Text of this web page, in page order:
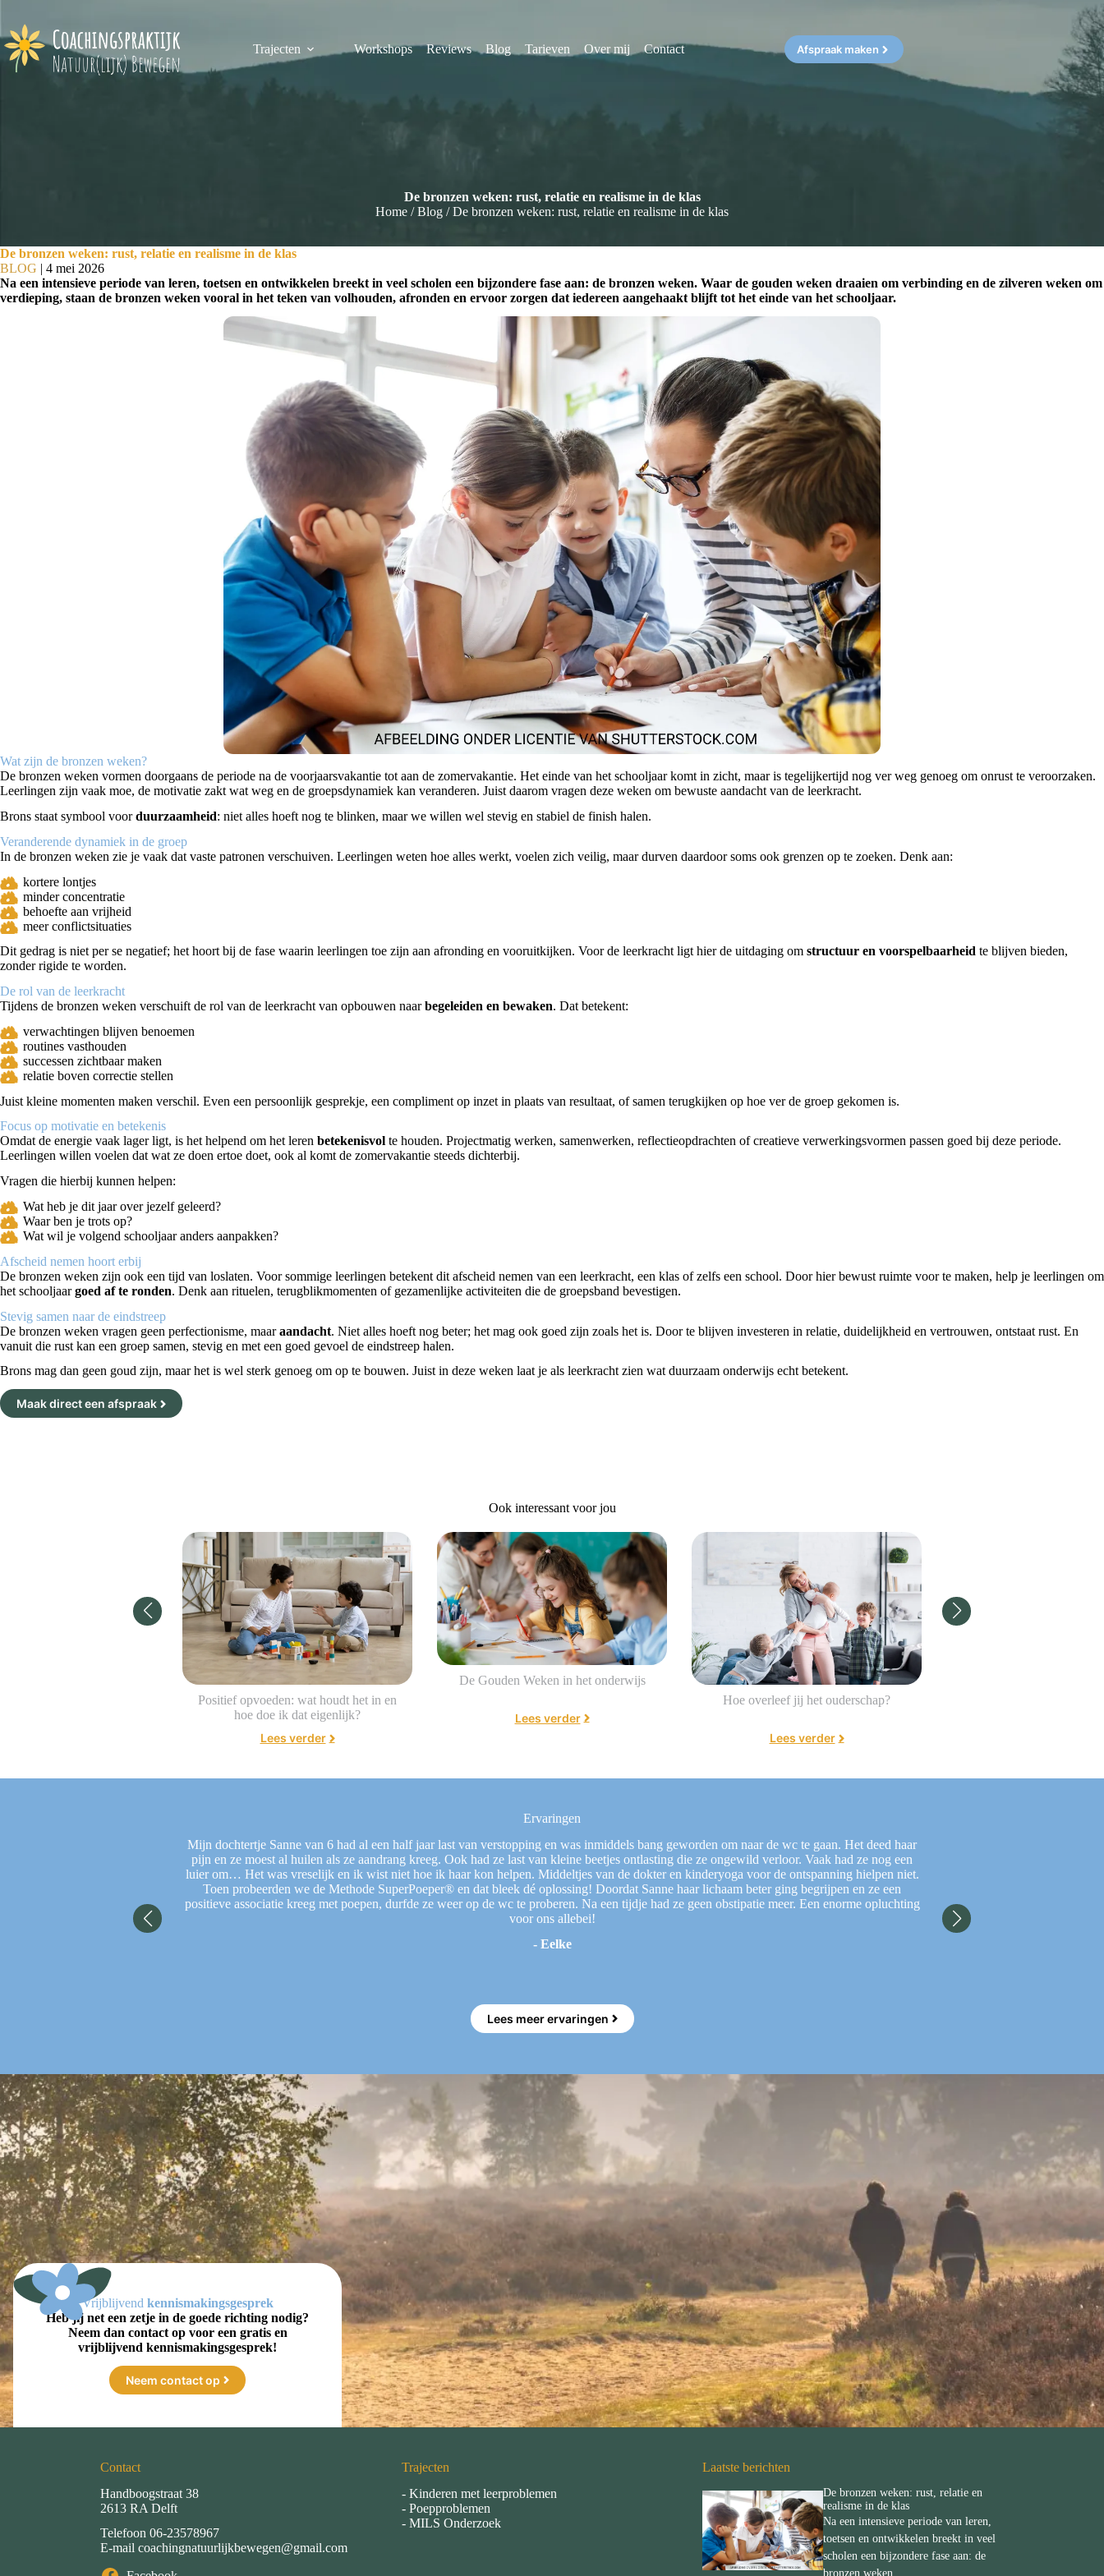
de
inhoud
Trajecten Workshops Reviews Blog Tarieven Over mij Contact Afspraak maken
De bronzen weken: rust, relatie en realisme in de klas
Home /Blog /De bronzen weken: rust, relatie en realisme in de klas
De bronzen weken: rust, relatie en realisme in de klas
BLOG | 4 mei 2026
Na een intensieve periode van leren, toetsen en ontwikkelen breekt in veel scholen een bijzondere fase aan: de bronzen weken. Waar de gouden weken draaien om verbinding en de zilveren weken om
verdieping, staan de bronzen weken vooral in het teken van volhouden, afronden en ervoor zorgen dat iedereen aangehaakt blijft tot het einde van het schooljaar.
Wat zijn de bronzen weken?
De bronzen weken vormen doorgaans de periode na de voorjaarsvakantie tot aan de zomervakantie. Het einde van het schooljaar komt in zicht, maar is tegelijkertijd nog ver weg genoeg om onrust te veroorzaken.
Leerlingen zijn vaak moe, de motivatie zakt wat weg en de groepsdynamiek kan veranderen. Juist daarom vragen deze weken om bewuste aandacht van de leerkracht.
Brons staat symbool voorduurzaamheid: niet alles hoeft nog te blinken, maar we willen wel stevig en stabiel de finish halen.
Veranderende dynamiek in de groep
In de bronzen weken zie je vaak dat vaste patronen verschuiven. Leerlingen weten hoe alles werkt, voelen zich veilig, maar durven daardoor soms ook grenzen op te zoeken. Denk aan:
kortere lontjes
minder concentratie
behoefte aan vrijheid
meer conflictsituaties
Dit gedrag is niet per se negatief; het hoort bij de fase waarin leerlingen toe zijn aan afronding en vooruitkijken. Voor de leerkracht ligt hier de uitdaging om structuur en voorspelbaarheid te blijven bieden,
zonder rigide te worden.
De rol van de leerkracht
Tijdens de bronzen weken verschuift de rol van de leerkracht van opbouwen naarbegeleiden en bewaken. Dat betekent:
verwachtingen blijven benoemen
routines vasthouden
successen zichtbaar maken
relatie boven correctie stellen
Juist kleine momenten maken verschil. Even een persoonlijk gesprekje, een compliment op inzet in plaats van resultaat, of samen terugkijken op hoe ver de groep gekomen is.
Focus op motivatie en betekenis
Omdat de energie vaak lager ligt, is het helpend om het leren betekenisvol te houden. Projectmatig werken, samenwerken, reflectieopdrachten of creatieve verwerkingsvormen passen goed bij deze periode.
Leerlingen willen voelen dat wat ze doen ertoe doet, ook al komt de zomervakantie steeds dichterbij.
Vragen die hierbij kunnen helpen:
Wat heb je dit jaar over jezelf geleerd?
Waar ben je trots op?
Wat wil je volgend schooljaar anders aanpakken?
Afscheid nemen hoort erbij
De bronzen weken zijn ook een tijd van loslaten. Voor sommige leerlingen betekent dit afscheid nemen van een leerkracht, een klas of zelfs een school. Door hier bewust ruimte voor te maken, help je leerlingen om
het schooljaargoed af te ronden. Denk aan rituelen, terugblikmomenten of gezamenlijke activiteiten die de groepsband bevestigen.
Stevig samen naar de eindstreep
De bronzen weken vragen geen perfectionisme, maaraandacht. Niet alles hoeft nog beter; het mag ook goed zijn zoals het is. Door te blijven investeren in relatie, duidelijkheid en vertrouwen, ontstaat rust. En
vanuit die rust kan een groep samen, stevig en met een goed gevoel de eindstreep halen.
Brons mag dan geen goud zijn, maar het is wel sterk genoeg om op te bouwen. Juist in deze weken laat je als leerkracht zien wat duurzaam onderwijs echt betekent.
Maak direct een afspraak
Ook interessant voor jou
Positief opvoeden: wat houdt het in en
hoe doe ik dat eigenlijk?
Lees verder
De Gouden Weken in het onderwijs
Lees verder
Hoe overleef jij het ouderschap?
Lees verder
Ervaringen
Mijn dochtertje Sanne van 6 had al een half jaar last van verstopping en was inmiddels bang geworden om naar de wc te gaan. Het deed haar
pijn en ze moest al huilen als ze aandrang kreeg. Ook had ze last van kleine beetjes ontlasting die ze ongewild verloor. Vaak had ze nog een
luier om… Het was vreselijk en ik wist niet hoe ik haar kon helpen. Middeltjes van de dokter en kinderyoga voor de ontspanning hielpen niet.
Toen probeerden we de Methode SuperPoeper® en dat bleek dé oplossing! Doordat Sanne haar lichaam beter ging begrijpen en ze een
positieve associatie kreeg met poepen, durfde ze weer op de wc te proberen. Na een tijdje had ze geen obstipatie meer. Een enorme opluchting
voor ons allebei!
- Eelke
Nu hij weer naar school
Lees meer ervaringen
Vrijblijvend kennismakingsgesprek
Heb jij net een zetje in de goede richting nodig?
Neem dan contact op voor een gratis en
vrijblijvend kennismakingsgesprek!
Neem contact op
Contact
Handboogstraat 38
2613 RA Delft
Telefoon 06-23578967
E-mail coachingnatuurlijkbewegen@gmail.com
Trajecten
- Kinderen met leerproblemen
- Poepproblemen
- MILS Onderzoek
Laatste berichten
De bronzen weken: rust, relatie en
realisme in de klas
Na een intensieve periode van leren,
toetsen en ontwikkelen breekt in veel
scholen een bijzondere fase aan: de
bronzen weken.